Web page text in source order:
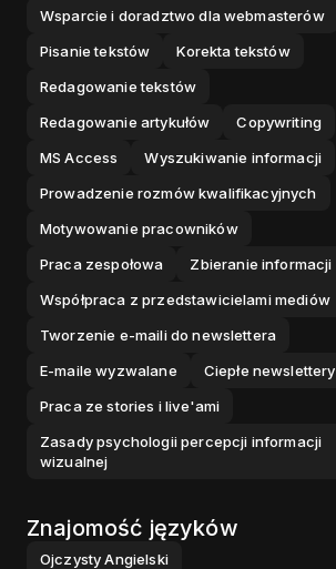
Wsparcie i doradztwo dla webmasterów
Pisanie tekstów
Korekta tekstów
Redagowanie tekstów
Redagowanie artykułów
Copywriting
MS Access
Wyszukiwanie informacji
Prowadzenie rozmów kwalifikacyjnych
Motywowanie pracowników
Praca zespołowa
Zbieranie informacji
Współpraca z przedstawicielami mediów
Tworzenie e-maili do newslettera
E-maile wyzwalane
Ciepłe newslettery
Praca ze stories i live'ami
Zasady psychologii percepcji informacji
wizualnej
Znajomość języków
Ojczysty Angielski